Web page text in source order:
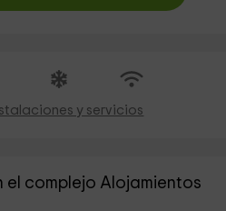
y servicios
el complejo Alojamientos